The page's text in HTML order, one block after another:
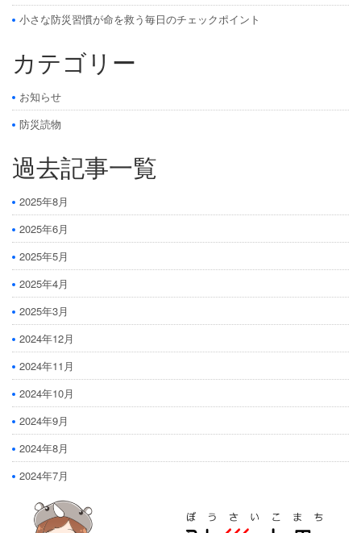
小さな防災習慣が命を救う毎日のチェックポイント
カテゴリー
お知らせ
防災読物
過去記事一覧
2025年8月
2025年6月
2025年5月
2025年4月
2025年3月
2024年12月
2024年11月
2024年10月
2024年9月
2024年8月
2024年7月